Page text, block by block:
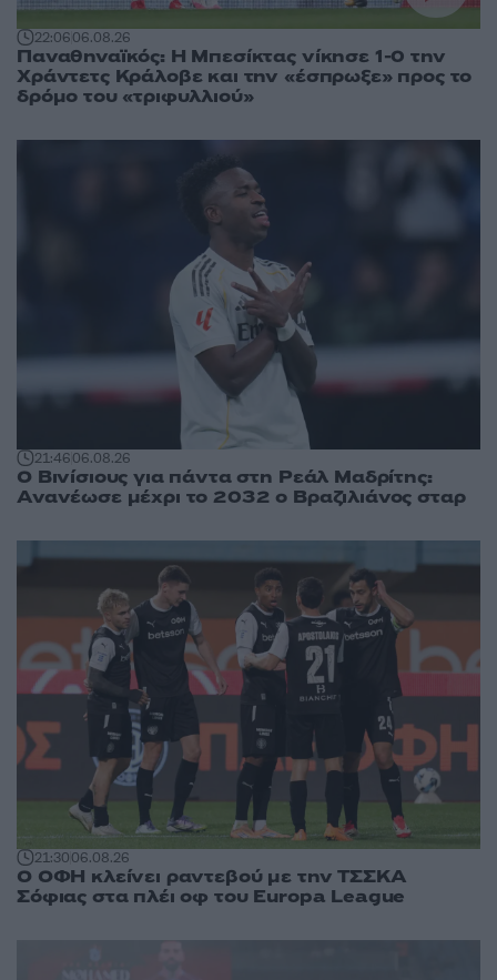
22:0606.08.26
Παναθηναϊκός: Η Μπεσίκτας νίκησε 1-0 την
Χράντετς Κράλοβε και την «έσπρωξε» προς το
δρόμο του «τριφυλλιού»
21:4606.08.26
Ο Βινίσιους για πάντα στη Ρεάλ Μαδρίτης:
Ανανέωσε μέχρι το 2032 ο Βραζιλιάνος σταρ
21:3006.08.26
Ο ΟΦΗ κλείνει ραντεβού με την ΤΣΣΚΑ
Σόφιας στα πλέι οφ του Europa League